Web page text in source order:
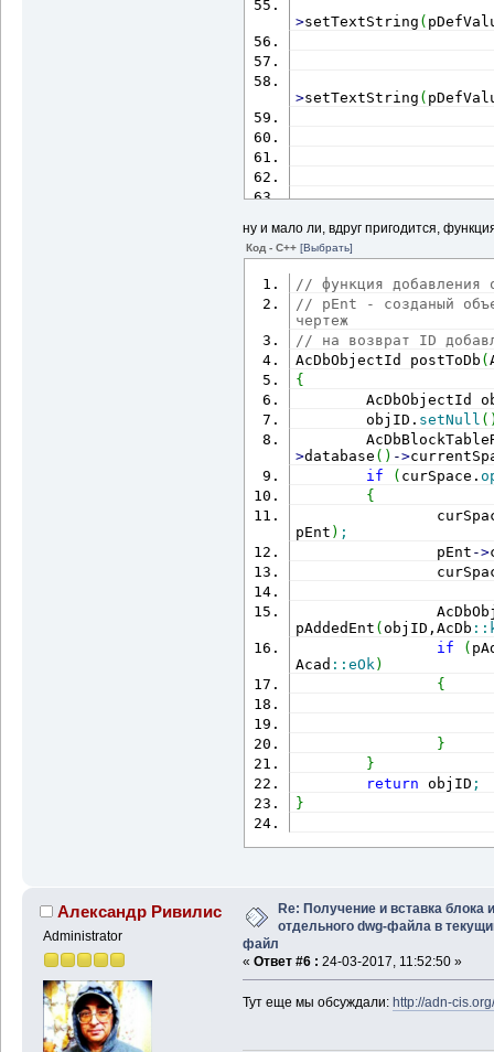
>setTextString (
>setTextString (
> appendAttribute(
}
pEnt->
delete
pBlockDef
AcGeMatrix3d
pAddedEnt-
pAddedEnt->
pAddedEnt->
haveToDel)
}
ну и мало ли, вдруг пригодится,
Код - C++ [Выбрать]
// функция добавления
// pEnt - созданый
чертеж
// на возврат ID
AcDbObjectId postToDb (
{
AcDbObjectId
objID. setNull (
>database ( ) ->
if
( curSpace.
{
pEnt ) ;
pEnt ->
pAddedEnt (objID,AcDb ::
if
(
Acad ::eOk )
{
}
}
return objID ;
}
Александр Ривилис
Administrator
Re: Получение и вставка блока
отдельного dwg-файла в
файл
« Ответ #6 : 24-03-2017, 11:52:50 »
Тут еще мы обсуждали: http://adn-